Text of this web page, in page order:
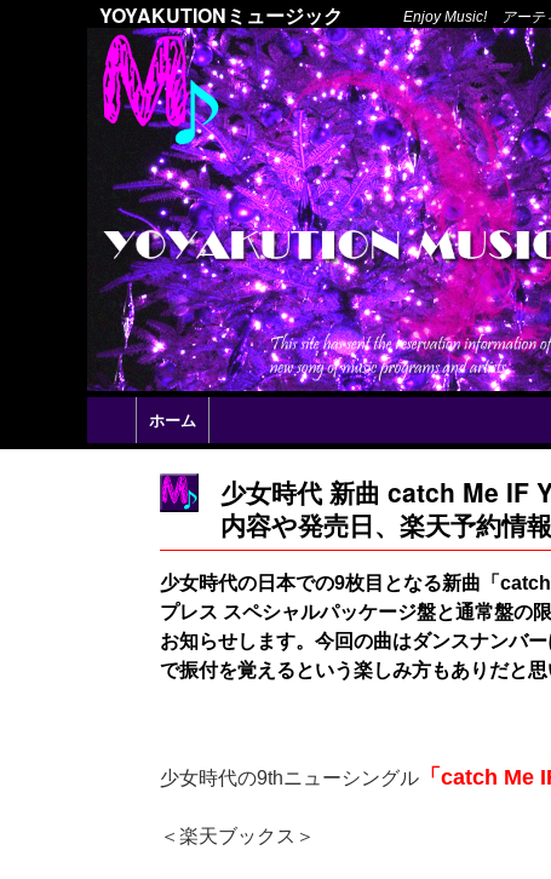
YOYAKUTIONミュージック Enjoy Music! アーテ
ホーム
少女時代 新曲 catch Me IF
内容や発売日、楽天予約情報
少女時代の日本での9枚目となる新曲「
プレス スペシャルパッケージ盤と通常盤の
お知らせします。今回の曲はダンスナンバ
で振付を覚えるという楽しみ方もありだと思
少女時代の9thニューシングル 「catch Me
＜楽天ブックス＞